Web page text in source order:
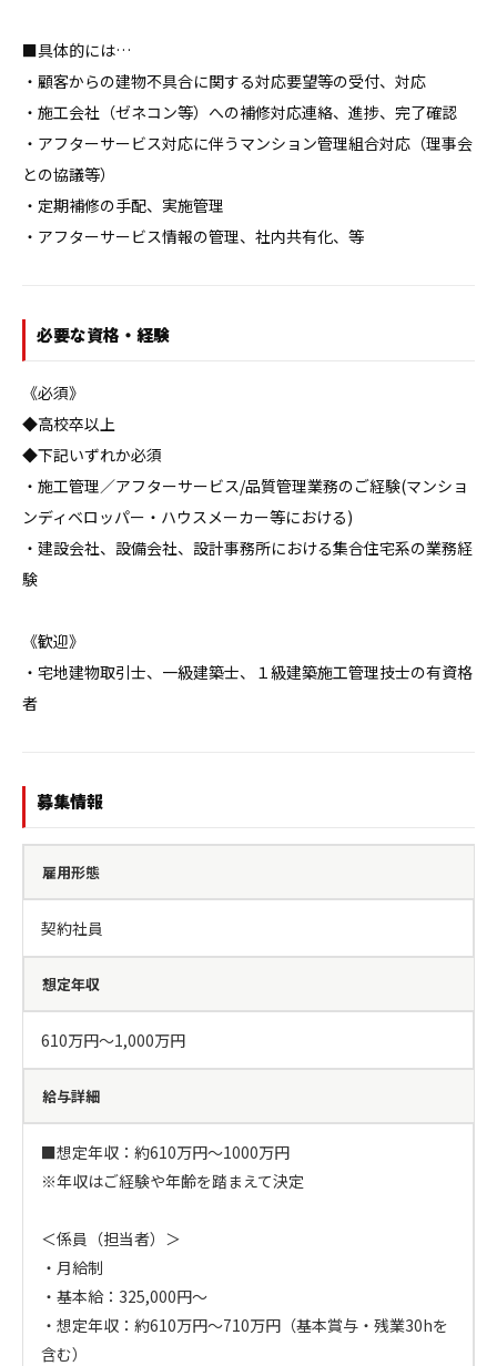
■具体的には…
・顧客からの建物不具合に関する対応要望等の受付、対応
・施工会社（ゼネコン等）への補修対応連絡、進捗、完了確認
・アフターサービス対応に伴うマンション管理組合対応（理事会
との協議等）
・定期補修の手配、実施管理
・アフターサービス情報の管理、社内共有化、等
必要な資格・経験
《必須》
◆高校卒以上
◆下記いずれか必須
・施工管理／アフターサービス/品質管理業務のご経験(マンショ
ンディベロッパー・ハウスメーカー等における)
・建設会社、設備会社、設計事務所における集合住宅系の業務経
験
《歓迎》
・宅地建物取引士、一級建築士、１級建築施工管理技士の有資格
者
募集情報
雇用形態
契約社員
想定年収
610万円〜1,000万円
給与詳細
■想定年収：約610万円～1000万円
※年収はご経験や年齢を踏まえて決定
＜係員（担当者）＞
・月給制
・基本給：325,000円～
・想定年収：約610万円～710万円（基本賞与・残業30hを
含む）